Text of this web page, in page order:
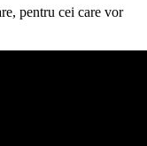
pentru cei care vor